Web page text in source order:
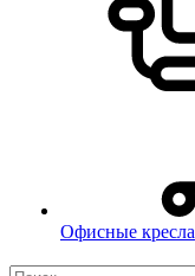
Офисные кресла